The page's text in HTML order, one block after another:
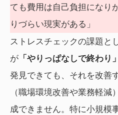
ても費用は自己負担になり
りづらい現実がある」
ストレスチェックの課題と
が 「やりっぱなしで終わり
発見できても、それを改善
（職場環境改善や業務軽
成できません。特に小規模